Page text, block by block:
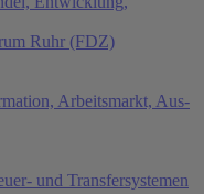
Ruhr (FDZ)
Arbeitsmarkt, Aus-
und Transfersystemen